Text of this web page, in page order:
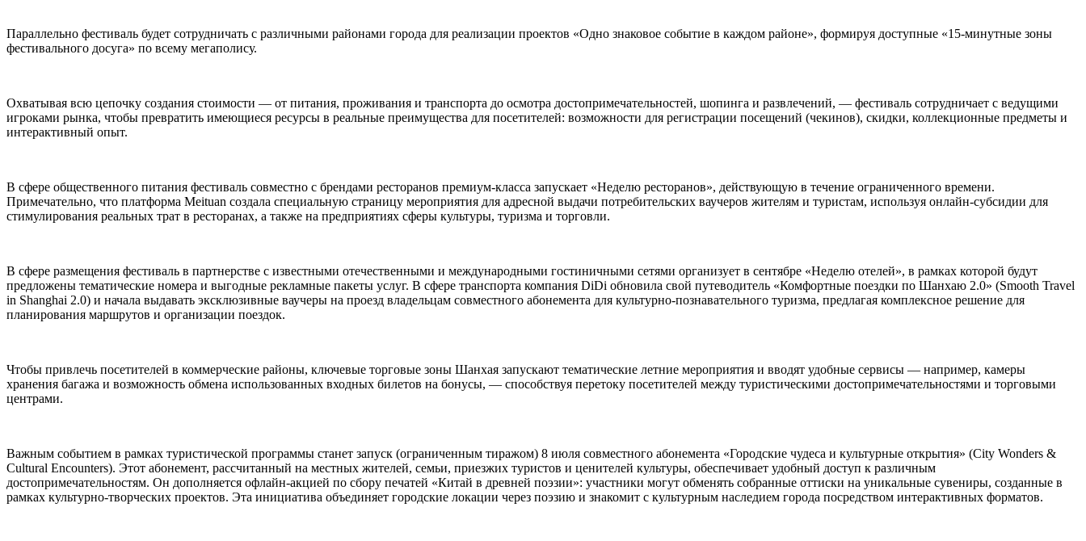
Параллельно фестиваль будет сотрудничать с различными районами города для реализации проектов «Одно знаковое событие в каждом районе», формируя доступные «15-минутные зоны
фестивального досуга» по всему мегаполису.
Охватывая всю цепочку создания стоимости — от питания, проживания и транспорта до осмотра достопримечательностей, шопинга и развлечений, — фестиваль сотрудничает с ведущими
игроками рынка, чтобы превратить имеющиеся ресурсы в реальные преимущества для посетителей: возможности для регистрации посещений (чекинов), скидки, коллекционные предметы и
интерактивный опыт.
В сфере общественного питания фестиваль совместно с брендами ресторанов премиум-класса запускает «Неделю ресторанов», действующую в течение ограниченного времени.
Примечательно, что платформа Meituan создала специальную страницу мероприятия для адресной выдачи потребительских ваучеров жителям и туристам, используя онлайн-субсидии для
стимулирования реальных трат в ресторанах, а также на предприятиях сферы культуры, туризма и торговли.
В сфере размещения фестиваль в партнерстве с известными отечественными и международными гостиничными сетями организует в сентябре «Неделю отелей», в рамках которой будут
предложены тематические номера и выгодные рекламные пакеты услуг. В сфере транспорта компания DiDi обновила свой путеводитель «Комфортные поездки по Шанхаю 2.0» (Smooth Travel
in Shanghai 2.0) и начала выдавать эксклюзивные ваучеры на проезд владельцам совместного абонемента для культурно-познавательного туризма, предлагая комплексное решение для
планирования маршрутов и организации поездок.
Чтобы привлечь посетителей в коммерческие районы, ключевые торговые зоны Шанхая запускают тематические летние мероприятия и вводят удобные сервисы — например, камеры
хранения багажа и возможность обмена использованных входных билетов на бонусы, — способствуя перетоку посетителей между туристическими достопримечательностями и торговыми
центрами.
Важным событием в рамках туристической программы станет запуск (ограниченным тиражом) 8 июля совместного абонемента «Городские чудеса и культурные открытия» (City Wonders &
Cultural Encounters). Этот абонемент, рассчитанный на местных жителей, семьи, приезжих туристов и ценителей культуры, обеспечивает удобный доступ к различным
достопримечательностям. Он дополняется офлайн-акцией по сбору печатей «Китай в древней поэзии»: участники могут обменять собранные оттиски на уникальные сувениры, созданные в
рамках культурно-творческих проектов. Эта инициатива объединяет городские локации через поэзию и знакомит с культурным наследием города посредством интерактивных форматов.